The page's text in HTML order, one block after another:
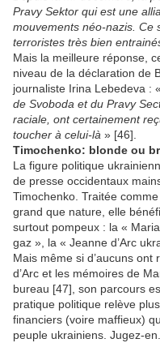
Pravy Sektor qui est une
mouvements néo-nazis. Ce
terroristes très bien
Mais la meilleure réponse,
niveau de la déclaration de
journaliste Irina Lebedeva : «
de Svoboda et du Pravy
raciale, ont certainement
toucher à celui-là » [46].
Timochenko: blonde ou
La figure politique
de presse occidentaux
Timochenko. Traitée
grand que nature, elle
surtout pompeux : la «
gaz », la « Jeanne d’Arc
Mais même si d’aucuns
d’Arc et les mémoires de
bureau [47], son parcours
pratique politique relève
financiers (voire maffieux)
peuple ukrainiens. Jugez-en.